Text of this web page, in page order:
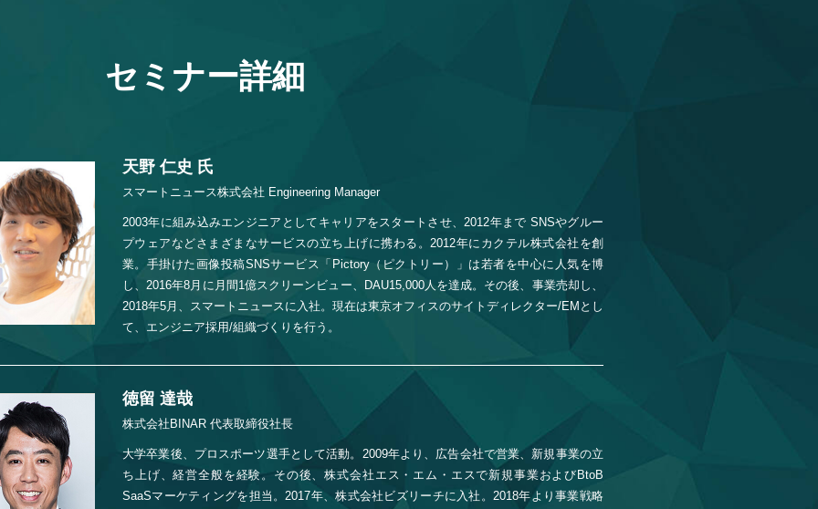
セミナー詳細
天野 仁史 氏
スマートニュース株式会社 Engineering Manager
2003年に組み込みエンジニアとしてキャリアをスタートさせ、2012年まで SNSやグルー
プウェアなどさまざまなサービスの立ち上げに携わる。2012年にカクテル株式会社を創
業。手掛けた画像投稿SNSサービス「Pictory（ピクトリー）」は若者を中心に人気を博
し、2016年8月に月間1億スクリーンビュー、DAU15,000人を達成。その後、事業売却し、
2018年5月、スマートニュースに入社。現在は東京オフィスのサイトディレクター/EMとし
て、エンジニア採用/組織づくりを行う。
徳留 達哉
株式会社BINAR 代表取締役社長
大学卒業後、プロスポーツ選手として活動。2009年より、広告会社で営業、新規事業の立
ち上げ、経営全般を経験。その後、株式会社エス・エム・エスで新規事業およびBtoB
SaaSマーケティングを担当。2017年、株式会社ビズリーチに入社。2018年より事業戦略